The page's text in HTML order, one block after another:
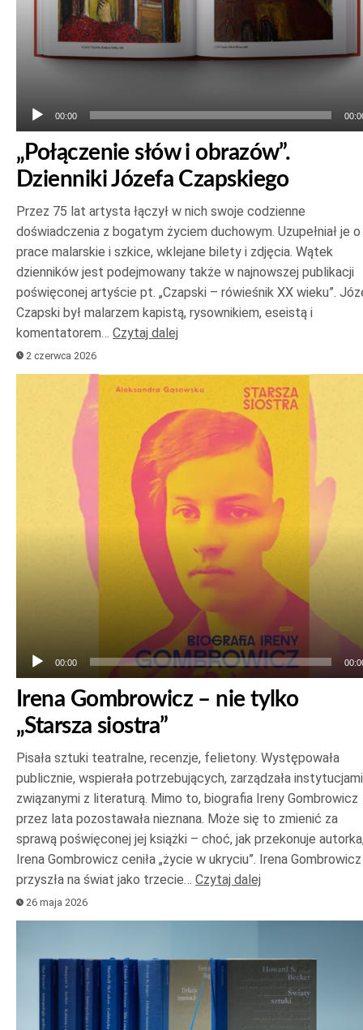
00:00
„Połączenie słów i obrazów”.
Dzienniki Józefa Czapskiego
Przez 75 lat artysta łączył w nich swoje codzienne
doświadczenia z bogatym życiem duchowym. Uzupełniał je o
prace malarskie i szkice, wklejane bilety i zdjęcia. Wątek
dzienników jest podejmowany także w najnowszej publikacji
poświęconej artyście pt. „Czapski – rówieśnik XX wieku”.
Czapski był malarzem kapistą, rysownikiem, eseistą i
komentatorem… Czytaj dalej
2 czerwca 2026
Odtwarzacz
dźwiękowych
00:00
Irena Gombrowicz – nie tylko
„Starsza siostra”
Pisała sztuki teatralne, recenzje, felietony. Występowała
publicznie, wspierała potrzebujących, zarządzała instytucjami
związanymi z literaturą. Mimo to, biografia Ireny Gombrowicz
przez lata pozostawała nieznana. Może się to zmienić za
sprawą poświęconej jej książki – choć, jak przekonuje
Irena Gombrowicz ceniła „życie w ukryciu”. Irena Gombrowicz
przyszła na świat jako trzecie… Czytaj dalej
26 maja 2026
dźwiękowych